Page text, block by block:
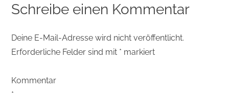
Schreibe einen Kommentar
Deine E-Mail-Adresse wird nicht veröffentlicht.
Erforderliche Felder sind mit * markiert
Kommentar
*